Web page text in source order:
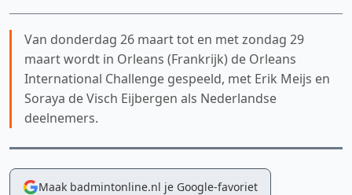
Van donderdag 26 maart tot en met zondag 29
maart wordt in Orleans (Frankrijk) de Orleans
International Challenge gespeeld, met Erik Meijs en
Soraya de Visch Eijbergen als Nederlandse
deelnemers.
Maak badmintonline.nl je Google-favoriet